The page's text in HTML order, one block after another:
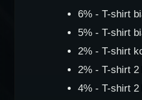
6% - T-shirt
5% - T-shirt
2% - T-shirt
2% - T-shirt
4% - T-shirt